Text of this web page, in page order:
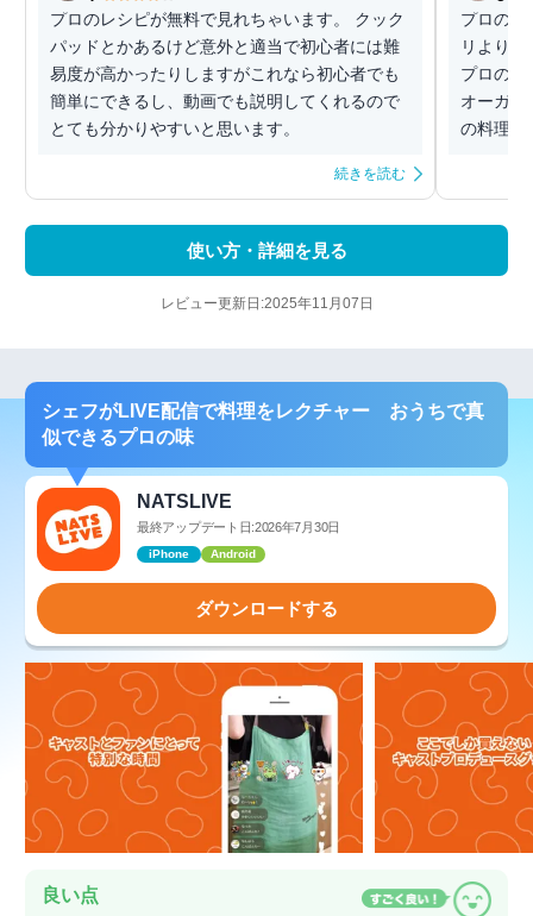
プロのレシピが無料で見れちゃいます。 クック
パッドとかあるけど意外と適当で初心者には難
易度が高かったりしますがこれなら初心者でも
簡単にできるし、動画でも説明してくれるので
とても分かりやすいと思います。
続きを読む
プロの料
リより
プロのレ
オーガニ
の料理な
使い方・詳細を見る
レビュー更新日:2025年11月07日
シェフがLIVE配信で料理をレクチャー おうちで真
似できるプロの味
NATSLIVE
最終アップデート日:2026年7月30日
iPhone Android
ダウンロードする
良い点